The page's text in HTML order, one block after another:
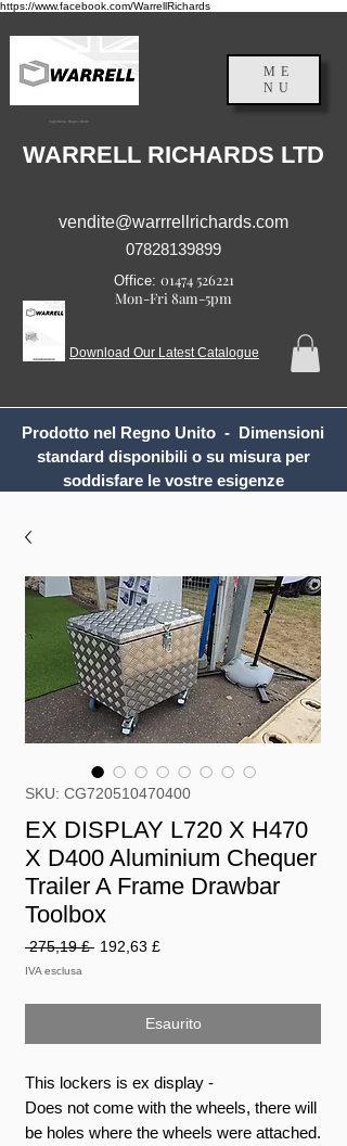
https://www.facebook.com/WarrellRichards
Inghilterra, Regno Unito
ME
NU
WARRELL RICHARDS LTD
vendite@warrrellrichards.com
07828139899
Office: 01474 526221
Mon-Fri 8am-5pm
Download Our Latest Catalogue
Prodotto nel Regno Unito - Dimensioni
standard disponibili o su misura per
soddisfare le vostre esigenze
SKU: CG720510470400
EX DISPLAY L720 X H470
X D400 Aluminium Chequer
Trailer A Frame Drawbar
Toolbox
275,19 £ Prezzo
192,63 £
IVA esclusa
Esaurito
This lockers is ex display -
Does not come with the wheels, there will
be holes where the wheels were attached.